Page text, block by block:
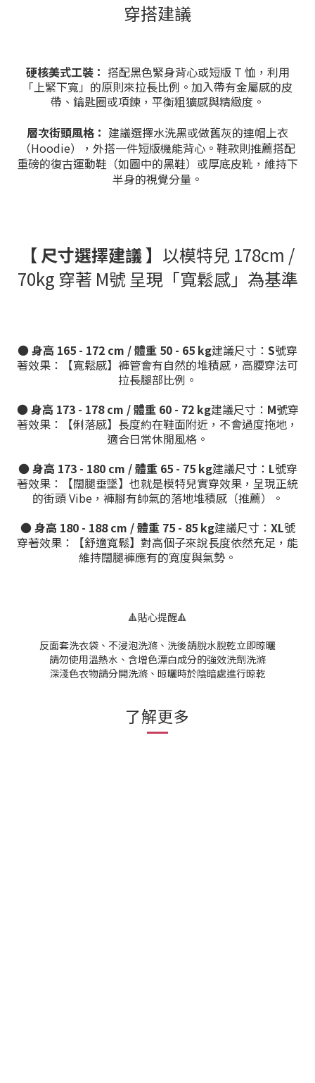
穿搭建議
硬核美式工裝： 搭配黑色緊身背心或短版 T 恤，利用
「上緊下寬」的原則來拉長比例。加入帶有金屬感的皮
帶、鑰匙圈或項鍊，平衡粗獷感與精緻度。
層次街頭風格： 建議選擇水洗黑或做舊灰的連帽上衣
（Hoodie），外搭一件短版機能背心。鞋款則推薦搭配
重磅的復古運動鞋（如圖中的黑鞋）或厚底皮靴，維持下
半身的視覺分量。
【 尺寸選擇建議 】 以模特兒 178cm /
70kg 穿著 M號 呈現「寬鬆感」為基準
●身高 165 - 172 cm / 體重 50 - 65 kg建議尺寸： S號穿
著效果：【寬鬆感】褲管會有自然的堆積感，高腰穿法可
拉長腿部比例。
●身高 173 - 178 cm / 體重 60 - 72 kg建議尺寸： M號穿
著效果：【俐落感】長度約在鞋面附近，不會過度拖地，
適合日常休閒風格。
●身高 173 - 180 cm / 體重 65 - 75 kg建議尺寸： L號穿
著效果：【闊腿垂墜】也就是模特兒實穿效果，呈現正統
的街頭 Vibe，褲腳有帥氣的落地堆積感（推薦）。
●身高 180 - 188 cm / 體重 75 - 85 kg建議尺寸： XL號
穿著效果：【舒適寬鬆】對高個子來說長度依然充足，能
維持闊腿褲應有的寬度與氣勢。
🔺貼心提醒🔺
反面套洗衣袋、不浸泡洗滌、洗後請脫水脫乾立即晾曬
請勿使用溫熱水、含增色漂白成分的強效洗劑洗滌
深淺色衣物請分開洗滌、晾曬時於陰暗處進行晾乾
了解更多